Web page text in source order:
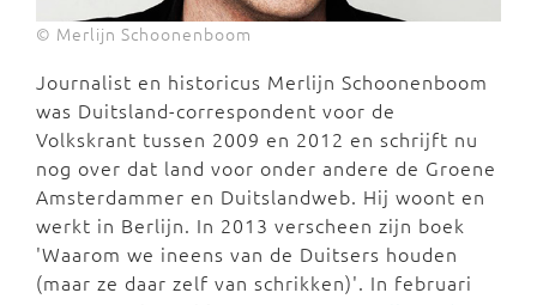
© Merlijn Schoonenboom
Journalist en historicus Merlijn Schoonenboom
was Duitsland-correspondent voor de
Volkskrant tussen 2009 en 2012 en schrijft nu
nog over dat land voor onder andere de Groene
Amsterdammer en Duitslandweb. Hij woont en
werkt in Berlijn. In 2013 verscheen zijn boek
'Waarom we ineens van de Duitsers houden
(maar ze daar zelf van schrikken)'. In februari